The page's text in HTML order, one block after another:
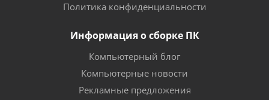
Политика конфиденциальности
Информация о сборке ПК
Компьютерный блог
Компьютерные новости
Рекламные предложения